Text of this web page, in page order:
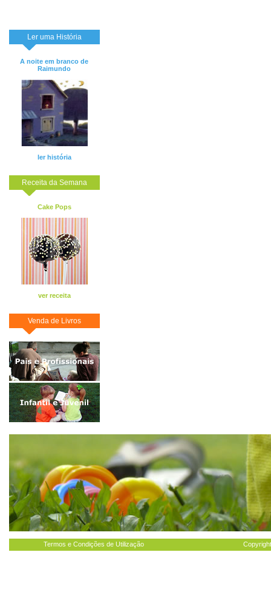
Ler uma História
A noite em branco de
Raimundo
ler história
Receita da Semana
Cake Pops
ver receita
Venda de Livros
Termos e Condições de Utilização